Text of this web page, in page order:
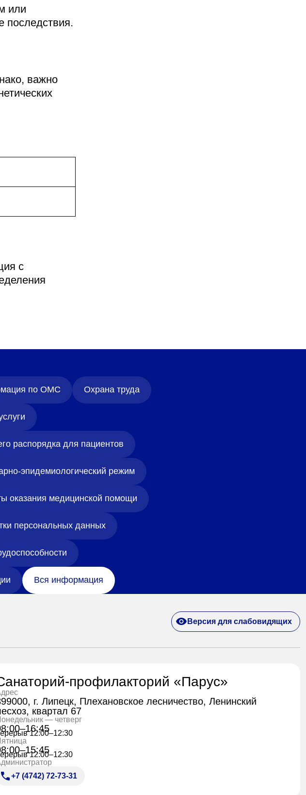
или
последствия.
важно
с
по ОМС Охрана труда
распорядка для пациентов
эпидемиологический режим
оказания медицинской помощи
персональных данных
Вся информация
Версия для слабовидящих
профилакторий «Парус»
г. Липецк, Плехановское лесничество, Ленинский
квартал 67
— четверг
12:00–12:30
12:00–12:30
+7 (4742) 72-73-31